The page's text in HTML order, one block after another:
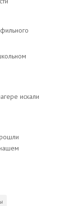
искали